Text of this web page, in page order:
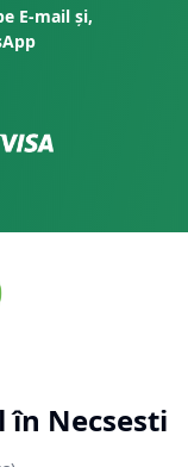
E-mail și,
în Necsesti